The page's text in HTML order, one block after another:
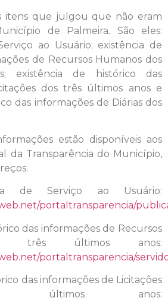
itens que julgou que não eram
de Palmeira. São eles:
ao Usuário; existência de
de Recursos Humanos dos
existência de histórico das
dos três últimos anos e
das informações de Diárias dos
estão disponíveis aos
da Transparência do Município,
de Serviço ao Usuário:
portaltransparencia/
das informações de Recursos
três últimos anos:
portaltransparencia/
das informações de Licitações
últimos anos: